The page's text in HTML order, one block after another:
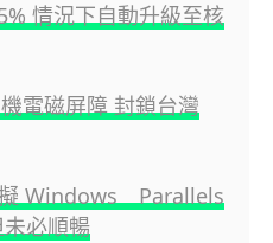
情況下自動升級至核
電磁屏障 封鎖台灣
Windows Parallels
必順暢